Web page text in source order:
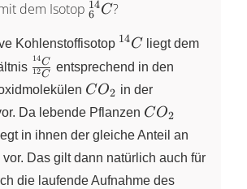
dem Isotop _{6}^{14}C
6
14C?
Kohlenstoffisotop ^{14}C
14C liegt dem
\frac
{^{14}C}
12C
14C
entsprechend in den
CO_2
CO2 in der
Da lebende Pflanzen CO_2
CO2
in ihnen der gleiche Anteil an
vor. Das gilt dann natürlich auch für
die laufende Aufnahme des